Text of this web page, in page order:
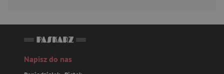
Napisz do nas